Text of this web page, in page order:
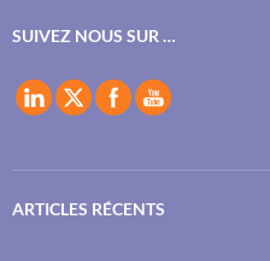
SUIVEZ NOUS SUR …
ARTICLES RÉCENTS